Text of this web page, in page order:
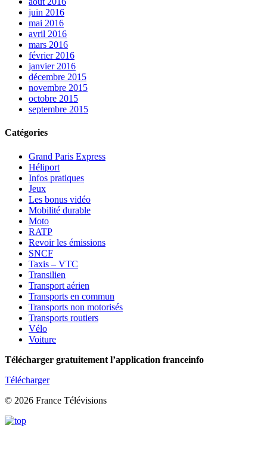
juin 2016
mai 2016
avril 2016
mars 2016
février 2016
janvier 2016
décembre 2015
novembre 2015
octobre 2015
septembre 2015
Catégories
Grand Paris Express
Héliport
Infos pratiques
Jeux
Les bonus vidéo
Mobilité durable
Moto
RATP
Revoir les émissions
SNCF
Taxis – VTC
Transilien
Transport aérien
Transports en commun
Transports non motorisés
Transports routiers
Vélo
Voiture
Télécharger gratuitement l’application franceinfo
Télécharger
© 2026 France Télévisions